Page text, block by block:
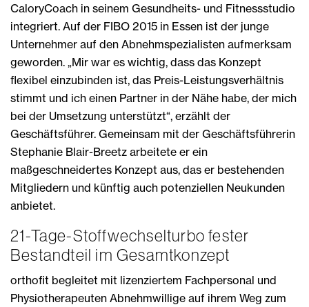
CaloryCoach in seinem Gesundheits- und Fitnessstudio
integriert. Auf der FIBO 2015 in Essen ist der junge
Unternehmer auf den Abnehmspezialisten aufmerksam
geworden. „Mir war es wichtig, dass das Konzept
flexibel einzubinden ist, das Preis-Leistungsverhältnis
stimmt und ich einen Partner in der Nähe habe, der mich
bei der Umsetzung unterstützt“, erzählt der
Geschäftsführer. Gemeinsam mit der Geschäftsführerin
Stephanie Blair-Breetz arbeitete er ein
maßgeschneidertes Konzept aus, das er bestehenden
Mitgliedern und künftig auch potenziellen Neukunden
anbietet.
21-Tage-Stoffwechselturbo fester
Bestandteil im Gesamtkonzept
orthofit begleitet mit lizenziertem Fachpersonal und
Physiotherapeuten Abnehmwillige auf ihrem Weg zum